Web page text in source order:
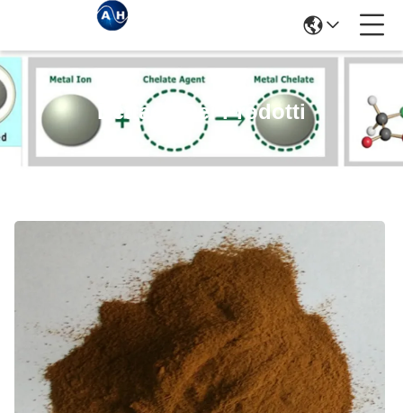
Dettagli Dei Prodotti